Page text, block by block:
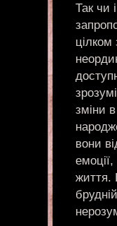
Так чи
цілком
зміни
вони
життя.